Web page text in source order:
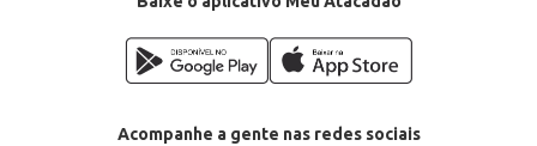
Acompanhe a gente nas redes sociais